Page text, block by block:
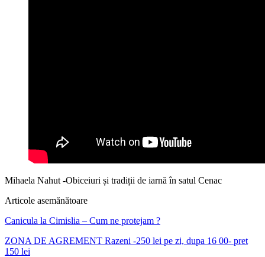
Mihaela Nahut -Obiceiuri și tradiții de iarnă în satul Cenac
Articole asemănătoare
Canicula la Cimislia – Cum ne protejam ?
ZONA DE AGREMENT Razeni -250 lei pe zi, dupa 16 00- pret
150 lei